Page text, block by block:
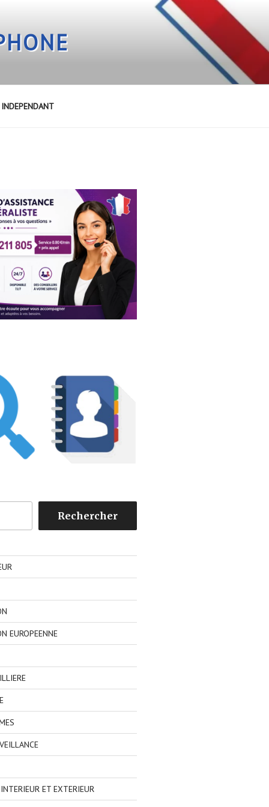
Rechercher
EUROPEENNE
ET EXTERIEUR